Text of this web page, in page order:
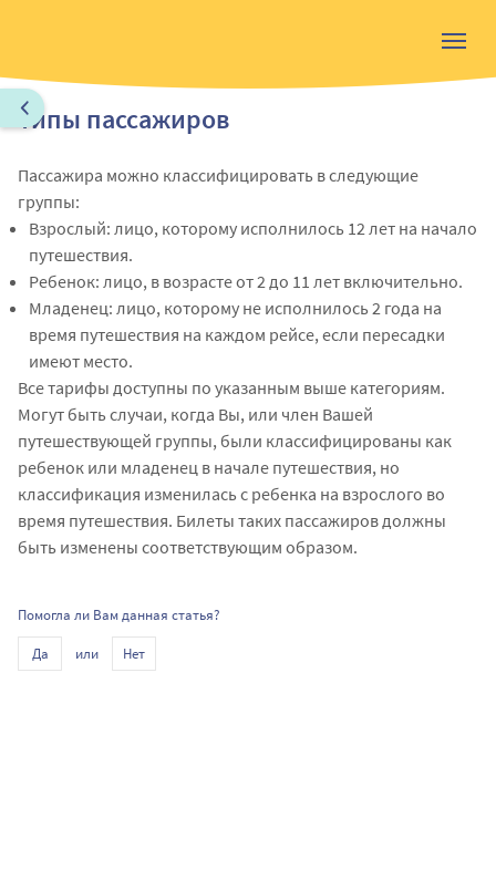
Типы пассажиров
Пассажира можно классифицировать в следующие
группы:
Взрослый: лицо, которому исполнилось 12 лет на начало
путешествия.
Ребенок: лицо, в возрасте от 2 до 11 лет включительно.
Младенец: лицо, которому не исполнилось 2 года на
время путешествия на каждом рейсе, если пересадки
имеют место.
Все тарифы доступны по указанным выше категориям.
Могут быть случаи, когда Вы, или член Вашей
путешествующей группы, были классифицированы как
ребенок или младенец в начале путешествия, но
классификация изменилась с ребенка на взрослого во
время путешествия. Билеты таких пассажиров должны
быть изменены соответствующим образом.
Помогла ли Вам данная статья?
Да или Нет